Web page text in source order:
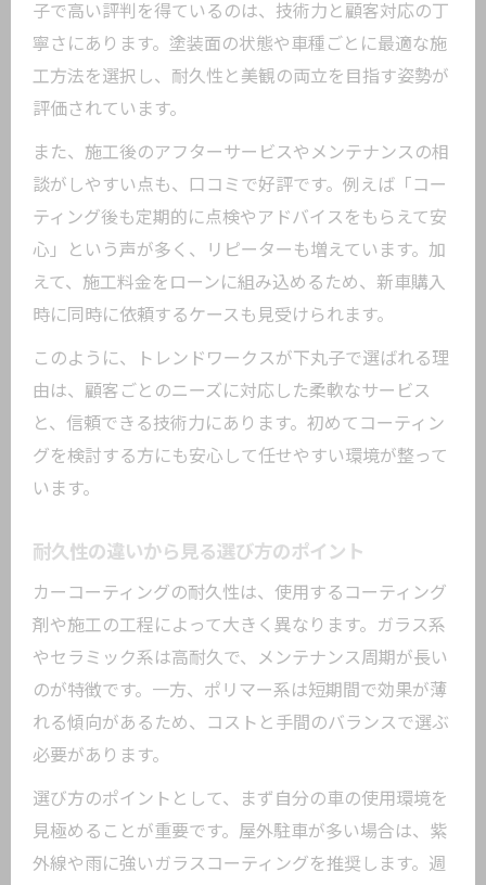
子で高い評判を得ているのは、技術力と顧客対応の丁
寧さにあります。塗装面の状態や車種ごとに最適な施
工方法を選択し、耐久性と美観の両立を目指す姿勢が
評価されています。
また、施工後のアフターサービスやメンテナンスの相
談がしやすい点も、口コミで好評です。例えば「コー
ティング後も定期的に点検やアドバイスをもらえて安
心」という声が多く、リピーターも増えています。加
えて、施工料金をローンに組み込めるため、新車購入
時に同時に依頼するケースも見受けられます。
このように、トレンドワークスが下丸子で選ばれる理
由は、顧客ごとのニーズに対応した柔軟なサービス
と、信頼できる技術力にあります。初めてコーティン
グを検討する方にも安心して任せやすい環境が整って
います。
耐久性の違いから見る選び方のポイント
カーコーティングの耐久性は、使用するコーティング
剤や施工の工程によって大きく異なります。ガラス系
やセラミック系は高耐久で、メンテナンス周期が長い
のが特徴です。一方、ポリマー系は短期間で効果が薄
れる傾向があるため、コストと手間のバランスで選ぶ
必要があります。
選び方のポイントとして、まず自分の車の使用環境を
見極めることが重要です。屋外駐車が多い場合は、紫
外線や雨に強いガラスコーティングを推奨します。週